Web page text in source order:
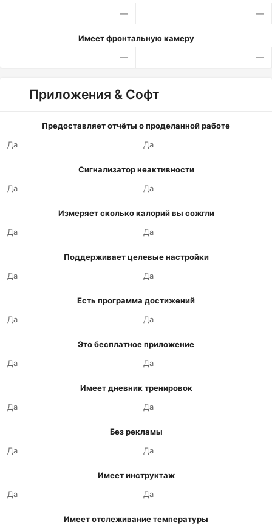
—
—
Имеет фронтальную камеру
—
—
Приложения & Софт
Предоставляет отчёты о проделанной работе
Да
Да
Сигнализатор неактивности
Да
Да
Измеряет сколько калорий вы сожгли
Да
Да
Поддерживает целевые настройки
Да
Да
Есть программа достижений
Да
Да
Это бесплатное приложение
Да
Да
Имеет дневник тренировок
Да
Да
Без рекламы
Да
Да
Имеет инструктаж
Да
Да
Имеет отслеживание температуры